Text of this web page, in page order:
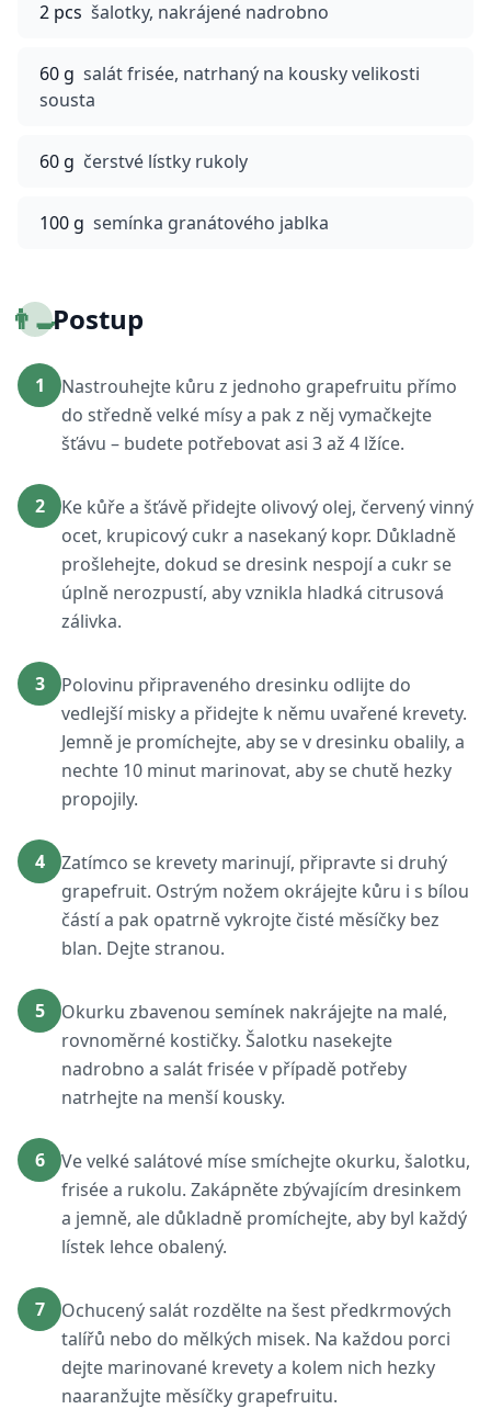
2 pcs šalotky, nakrájené nadrobno
60 g salát frisée, natrhaný na kousky velikosti
sousta
60 g čerstvé lístky rukoly
100 g semínka granátového jablka
👨‍🍳Postup
1
Nastrouhejte kůru z jednoho grapefruitu přímo
do středně velké mísy a pak z něj vymačkejte
šťávu – budete potřebovat asi 3 až 4 lžíce.
2
Ke kůře a šťávě přidejte olivový olej, červený vinný
ocet, krupicový cukr a nasekaný kopr. Důkladně
prošlehejte, dokud se dresink nespojí a cukr se
úplně nerozpustí, aby vznikla hladká citrusová
zálivka.
3
Polovinu připraveného dresinku odlijte do
vedlejší misky a přidejte k němu uvařené krevety.
Jemně je promíchejte, aby se v dresinku obalily, a
nechte 10 minut marinovat, aby se chutě hezky
propojily.
4
Zatímco se krevety marinují, připravte si druhý
grapefruit. Ostrým nožem okrájejte kůru i s bílou
částí a pak opatrně vykrojte čisté měsíčky bez
blan. Dejte stranou.
5
Okurku zbavenou semínek nakrájejte na malé,
rovnoměrné kostičky. Šalotku nasekejte
nadrobno a salát frisée v případě potřeby
natrhejte na menší kousky.
6
Ve velké salátové míse smíchejte okurku, šalotku,
frisée a rukolu. Zakápněte zbývajícím dresinkem
a jemně, ale důkladně promíchejte, aby byl každý
lístek lehce obalený.
7
Ochucený salát rozdělte na šest předkrmových
talířů nebo do mělkých misek. Na každou porci
dejte marinované krevety a kolem nich hezky
naaranžujte měsíčky grapefruitu.